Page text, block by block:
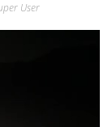
User